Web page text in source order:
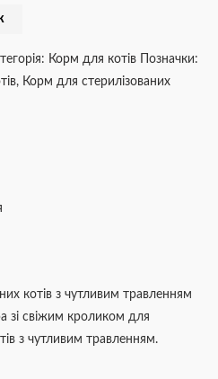
Корм для котів
Позначки:
, Корм для стерилізованих
котів з чутливим травленням
зі свіжим кроликом для
з чутливим травленням.